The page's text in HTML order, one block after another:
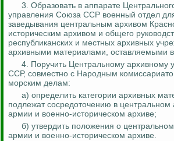
3. Образовать в аппарате
управления Союза ССР военный отдел
заведывания центральным архивом
историческим архивом и общего
республиканских и местных архивных
архивными материалами, оставляемыми
4. Поручить Центральному архивному
ССР, совместно с Народным
морским делам:
а) определить категории архивных
подлежат сосредоточению в центральном
армии и военно-историческом архиве;
б) утвердить положения о
армии и военно-историческом архиве.